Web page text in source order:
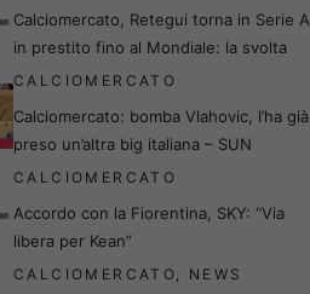
Calciomercato, Retegui torna in Serie A
in prestito fino al Mondiale: la svolta
CALCIOMERCATO
Calciomercato: bomba Vlahovic, l’ha già
preso un’altra big italiana – SUN
CALCIOMERCATO
Accordo con la Fiorentina, SKY: “Via
libera per Kean”
CALCIOMERCATO, NEWS